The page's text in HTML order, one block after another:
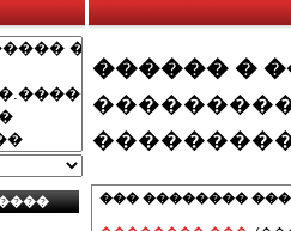
������ �
��� ��������